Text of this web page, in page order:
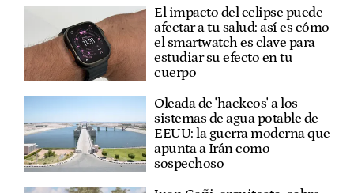
El impacto del eclipse puede
afectar a tu salud: así es cómo
el smartwatch es clave para
estudiar su efecto en tu
cuerpo
Oleada de 'hackeos' a los
sistemas de agua potable de
EEUU: la guerra moderna que
apunta a Irán como
sospechoso